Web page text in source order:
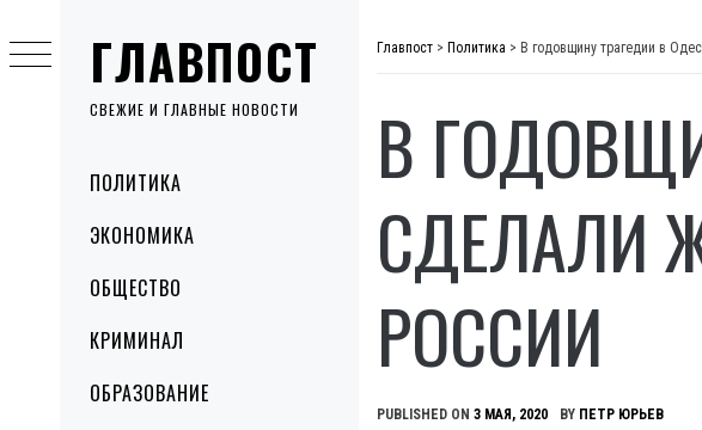
ГЛАВПОСТ
СВЕЖИЕ И ГЛАВНЫЕ НОВОСТИ
MenuПОЛИТИКА
ЭКОНОМИКА
ОБЩЕСТВО
КРИМИНАЛ
ОБРАЗОВАНИЕ
to
content
Главпост > Политика > В годовщину трагедии в
В
СДЕЛАЛИ
РОССИИ
PUBLISHED ON 3 МАЯ, 2020 BY ПЕТР ЮРЬЕВ